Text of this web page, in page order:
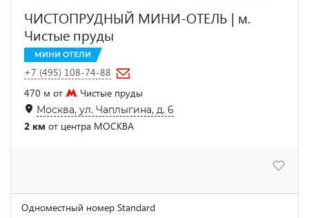
ЧИСТОПРУДНЫЙ МИНИ-ОТЕЛЬ | м.
Чистые пруды
МИНИ ОТЕЛИ
+7 (495) 108-74-88
470 м от
Чистые пруды
Москва, ул. Чаплыгина, д. 6
2 км от центра МОСКВА
Одноместный номер Standard